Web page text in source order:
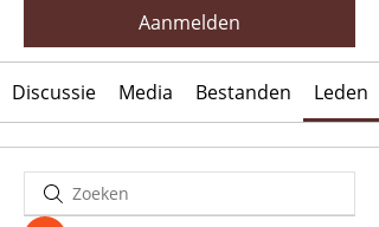
Aanmelden
Discussie Media Bestanden Leden